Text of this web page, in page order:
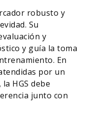
robusto y
Su
y
y guía la toma
En
por un
HGS debe
junto con